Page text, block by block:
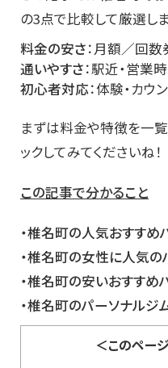
の3点で比較して厳選しま
料金の安さ：月額／回
通いやすさ：駅近・営業
初心者対応：体験・カウ
まずは料金や特徴を一
ックしてみてくださいね！
この記事で分かること
・椎名町の人気おすすめ
・椎名町の女性に人気の
・椎名町の安いおすすめ
・椎名町のパーソナルジ
＜このペー